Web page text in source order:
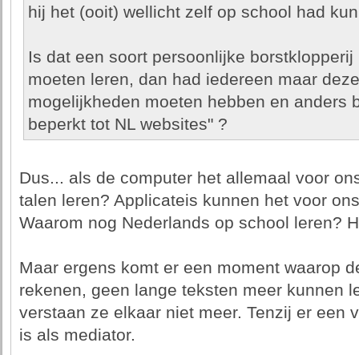
hij het (ooit) wellicht zelf op school had
Is dat een soort persoonlijke
moeten leren, dan had iedereen maar
mogelijkheden moeten hebben en anders
beperkt tot NL websites" ?
Dus... als de computer het allemaal voor
talen leren? Applicateis kunnen het voor
Waarom nog Nederlands op school leren?
Maar ergens komt er een moment waarop
rekenen, geen lange teksten meer kunnen
verstaan ze elkaar niet meer. Tenzij er een
is als mediator.